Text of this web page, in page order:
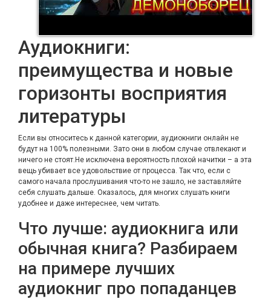
Аудиокниги:
преимущества и новые
горизонты восприятия
литературы
Если вы относитесь к данной категории, аудиокниги онлайн не
будут на 100% полезными. Зато они в любом случае отвлекают и
ничего не стоят.Не исключена вероятность плохой начитки – а эта
вещь убивает все удовольствие от процесса. Так что, если с
самого начала прослушивания что-то не зашло, не заставляйте
себя слушать дальше. Оказалось, для многих слушать книги
удобнее и даже интереснее, чем читать.
Что лучше: аудиокнига или
обычная книга? Разбираем
на примере лучших
аудиокниг про попаданцев